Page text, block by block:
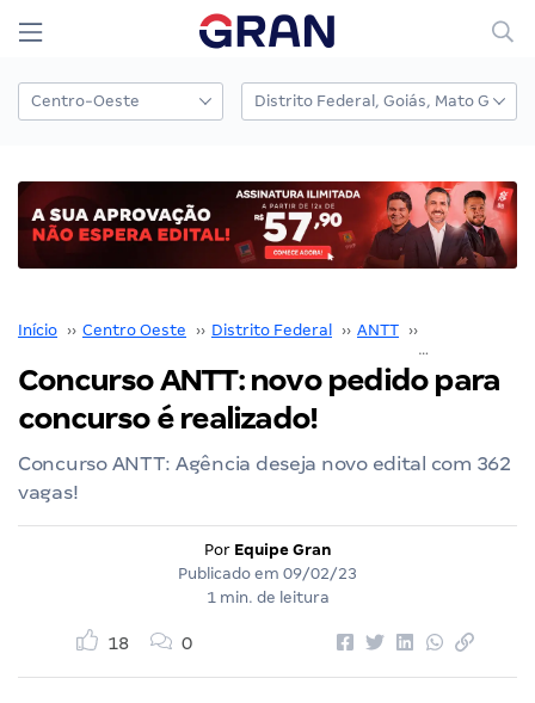
Início ›› Centro Oeste ›› Distrito Federal ›› ANTT ››
Concurso ANTT: novo pedido para
concurso é realizado!
Concurso ANTT: Agência deseja novo edital com 362
vagas!
Por Equipe Gran
Publicado em 09/02/23
1 min. de leitura
18 0